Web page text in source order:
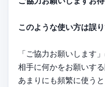
このような使い方は誤り
「ご協力お願いします」
相手に何かをお願いす
あまりにも頻繁に使うと